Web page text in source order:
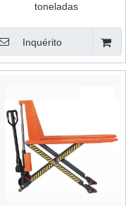
toneladas
Inquérito